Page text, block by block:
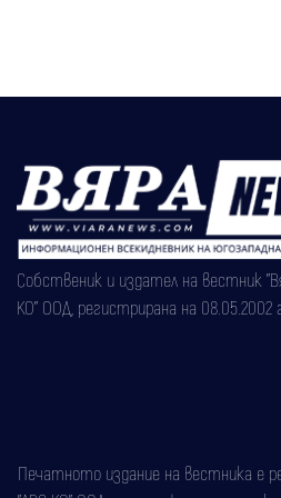
Собственик и издател на вестник
КО" ООД, регистрирана на 08.05.2002
Печатното издание на вестника е